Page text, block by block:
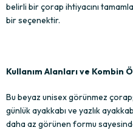
belirli bir çorap ihtiyacını
bir seçenektir.
Kullanım Alanları ve Kombin
Bu beyaz unisex görünmez
günlük ayakkabı ve yazlık
daha az görünen formu